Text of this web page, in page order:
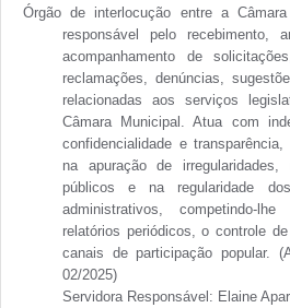
Órgão de interlocução entre a
responsável pelo recebimento,
acompanhamento de
reclamações, denúncias,
relacionadas aos serviços
Câmara Municipal. Atua com
confidencialidade e
na apuração de
públicos e na regularidade
administrativos, competindo-
relatórios periódicos, o controle
canais de participação popular.
02/2025)
Servidora Responsável: Elaine